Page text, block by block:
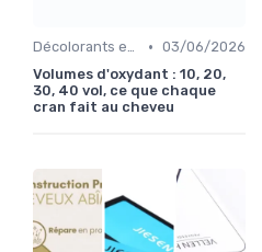
Décolorants et Éclaircissants • 03/06/2026
Volumes d'oxydant : 10, 20,
30, 40 vol, ce que chaque
cran fait au cheveu